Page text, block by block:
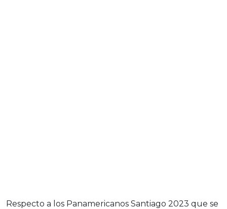
Respecto a los Panamericanos Santiago 2023 que se